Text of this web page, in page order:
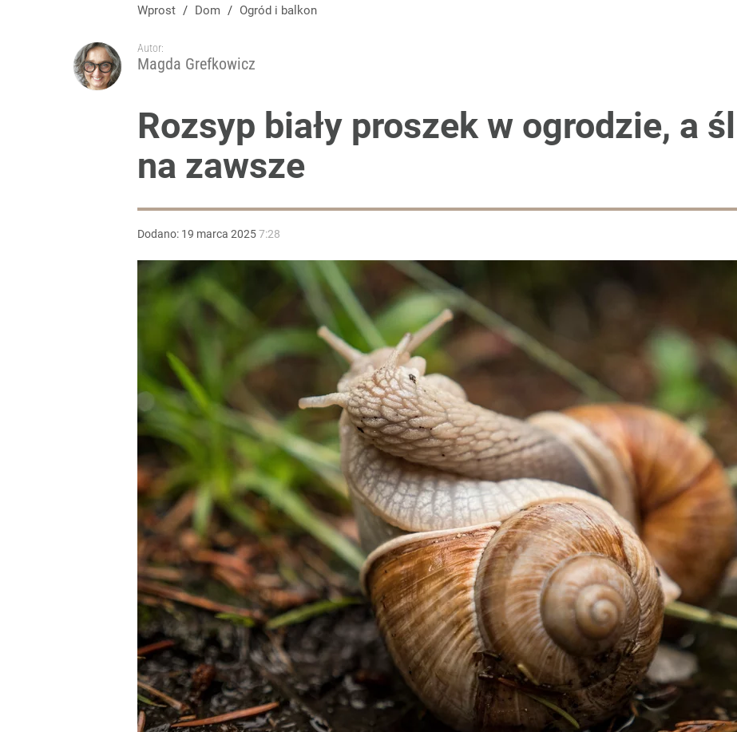
Wprost / Dom / Ogród i balkon
Autor:
Magda Grefkowicz
Rozsyp biały proszek w ogrodzie, a
na zawsze
Dodano: 19 marca 20257:28